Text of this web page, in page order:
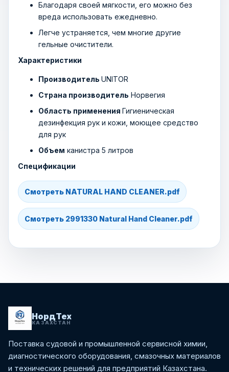
Благодаря своей мягкости, его можно без
вреда использовать ежедневно.
Легче устраняется, чем многие другие
гельные очистители.
Характеристики
Производитель UNITOR
Страна производитель Норвегия
Область применения Гигиеническая
дезинфекция рук и кожи, моющее средство
для рук
Объем канистра 5 литров
Спецификации
Смотреть NATURAL HAND CLEANER.pdf
Смотреть 2991330 Natural Hand Cleaner.pdf
НордТех
КАЗАХСТАН
Поставка судовой и промышленной сервисной химии,
диагностического оборудования, смазочных материалов
и технических решений для предприятий Казахстана.